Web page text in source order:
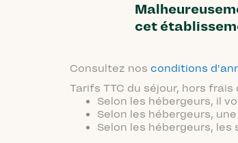
cet
Consultez nos conditions
Tarifs TTC du séjour, hors
Selon les hébergeurs, il
Selon les hébergeurs,
Selon les hébergeurs,